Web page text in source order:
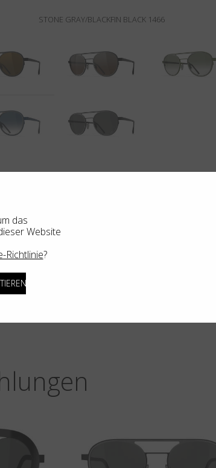
STONE GRAY/BLACKFIN BLACK 1466
das
Website
Richtlinie?